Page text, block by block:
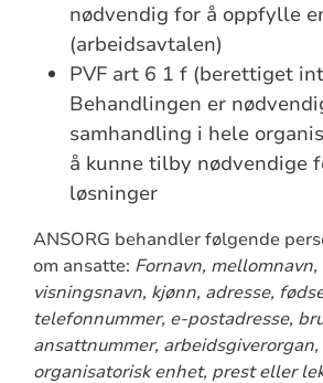
nødvendig for å oppfylle
(arbeidsavtalen)
PVF art 6 1 f (berettiget
Behandlingen er
samhandling i hele
å kunne tilby nødvendige
løsninger
ANSORG behandler følgende
om ansatte: Fornavn,
visningsnavn, kjønn, adresse,
telefonnummer, e-postadresse,
ansattnummer,
organisatorisk enhet, prest eller